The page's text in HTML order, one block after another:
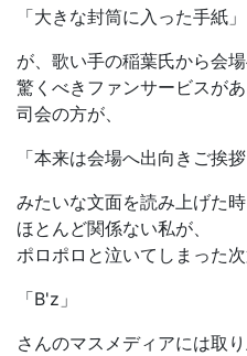
「大きな封筒に入った手紙」
が、歌い手の稲葉氏から会場
驚くべきファンサービスがあ
司会の方が、
「本来は会場へ出向きご挨
みたいな文面を読み上げた時
ほとんど関係ない私が、
ポロポロと泣いてしまった次
「B'z」
さんのマスメディアには取